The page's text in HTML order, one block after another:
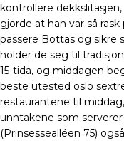
kontrollere
gjorde at han var så
passere Bottas og sikre
holder de seg til
15-tida, og middagen
beste utested oslo
restaurantene til
unntakene som
(Prinsessealléen 75)